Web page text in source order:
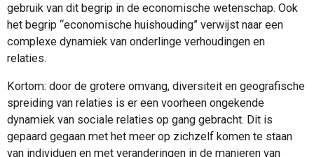
gebruik van dit begrip in de economische wetenschap. Ook
het begrip “economische huishouding” verwijst naar een
complexe dynamiek van onderlinge verhoudingen en
relaties.
Kortom: door de grotere omvang, diversiteit en geografische
spreiding van relaties is er een voorheen ongekende
dynamiek van sociale relaties op gang gebracht. Dit is
gepaard gegaan met het meer op zichzelf komen te staan
van individuen en met veranderingen in de manieren van